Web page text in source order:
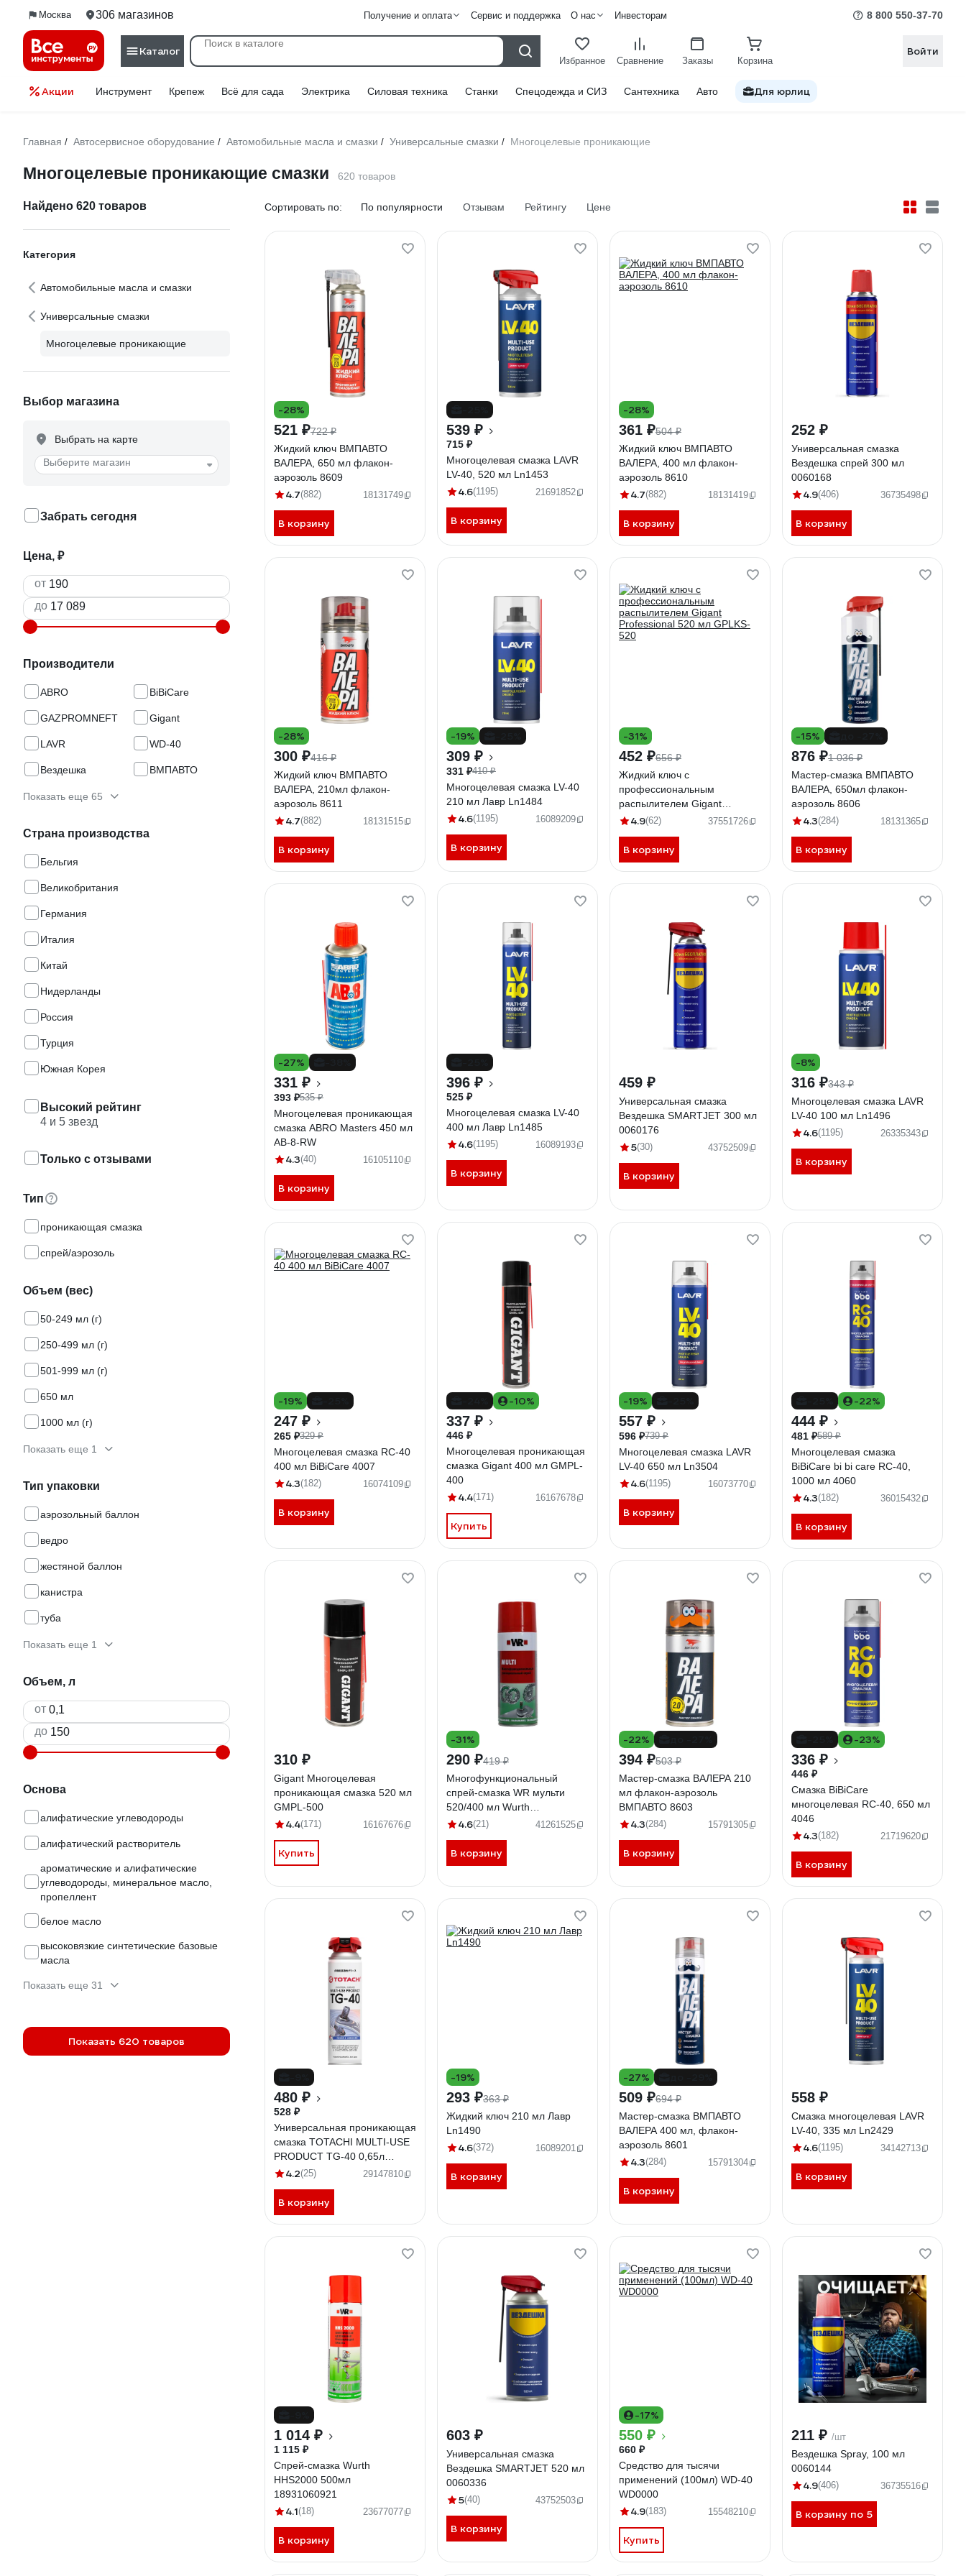
Москва 306 магазинов Получение и оплата Сервис и поддержка О нас Инвесторам 8 800 550-37-70
Каталог
Избранное Сравнение Заказы Корзина
Войти
Акции Инструмент Крепеж Всё для сада Электрика Силовая техника Станки Спецодежда и СИЗ Сантехника Авто Для юрлиц
Главная / Автосервисное оборудование / Автомобильные масла и смазки / Универсальные смазки / Многоцелевые проникающие
Многоцелевые проникающие смазки 620 товаров
Найдено 620 товаров
Категория
Автомобильные масла и смазки
Универсальные смазки
Многоцелевые проникающие
Выбор магазина
Выбрать на карте
Выберите магазин
Забрать сегодня
Цена, ₽
от
до
Производители
ABRO BiBiCare
GAZPROMNEFT Gigant
LAVR WD-40
Вездешка ВМПАВТО
Показать еще 65
Страна производства
Бельгия
Великобритания
Германия
Италия
Китай
Нидерланды
Россия
Турция
Южная Корея
Высокий рейтинг
4 и 5 звезд
Только с отзывами
Тип
проникающая смазка
спрей/аэрозоль
Объем (вес)
50-249 мл (г)
250-499 мл (г)
501-999 мл (г)
650 мл
1000 мл (г)
Показать еще 1
Тип упаковки
аэрозольный баллон
ведро
жестяной баллон
канистра
туба
Показать еще 1
Объем, л
от
до
Основа
алифатические углеводороды
алифатический растворитель
ароматические и алифатические
углеводороды, минеральное масло,
пропеллент
белое масло
высоковязкие синтетические базовые
масла
Показать еще 31
Показать 620 товаров
Сортировать по: По популярности Отзывам Рейтингу Цене
-28%
521 ₽722 ₽
Жидкий ключ ВМПАВТО
ВАЛЕРА, 650 мл флакон-
аэрозоль 8609
4.7(882) 18131749
В корзину
539 ₽
715 ₽
Многоцелевая смазка LAVR
LV-40, 520 мл Ln1453
4.6(1195) 21691852
В корзину
-28%
361 ₽504 ₽
Жидкий ключ ВМПАВТО
ВАЛЕРА, 400 мл флакон-
аэрозоль 8610
4.7(882) 18131419
В корзину
252 ₽
Универсальная смазка
Вездешка спрей 300 мл
0060168
4.9(406) 36735498
В корзину
-28%
300 ₽416 ₽
Жидкий ключ ВМПАВТО
ВАЛЕРА, 210мл флакон-
аэрозоль 8611
4.7(882) 18131515
В корзину
-19%
309 ₽
331 ₽410 ₽
Многоцелевая смазка LV-40
210 мл Лавр Ln1484
4.6(1195) 16089209
В корзину
-31%
452 ₽656 ₽
Жидкий ключ с
профессиональным
распылителем Gigant
Professional 520 мл GPLKS-
4.9(62) 37551726
В корзину
-15%
876 ₽1 036 ₽
Мастер-смазка ВМПАВТО
ВАЛЕРА, 650мл флакон-
аэрозоль 8606
4.3(284) 18131365
В корзину
-27%
331 ₽
393 ₽535 ₽
Многоцелевая проникающая
смазка ABRO Masters 450 мл
AB-8-RW
4.3(40) 16105110
В корзину
396 ₽
525 ₽
Многоцелевая смазка LV-40
400 мл Лавр Ln1485
4.6(1195) 16089193
В корзину
459 ₽
Универсальная смазка
Вездешка SMARTJET 300 мл
0060176
5(30) 43752509
В корзину
-8%
316 ₽343 ₽
Многоцелевая смазка LAVR
LV-40 100 мл Ln1496
4.6(1195) 26335343
В корзину
-19%
247 ₽
265 ₽329 ₽
Многоцелевая смазка RC-40
400 мл BiBiCare 4007
4.3(182) 16074109
В корзину
-10%
337 ₽
446 ₽
Многоцелевая проникающая
смазка Gigant 400 мл GMPL-
400
4.4(171) 16167678
Купить
-19%
557 ₽
596 ₽739 ₽
Многоцелевая смазка LAVR
LV-40 650 мл Ln3504
4.6(1195) 16073770
В корзину
-22%
444 ₽
481 ₽589 ₽
Многоцелевая смазка
BiBiCare bi bi care RC-40,
1000 мл 4060
4.3(182) 36015432
В корзину
310 ₽
Gigant Многоцелевая
проникающая смазка 520 мл
GMPL-500
4.4(171) 16167676
Купить
-31%
290 ₽419 ₽
Многофункциональный
спрей-смазка WR мульти
520/400 мл Wurth
1893055404092 1
4.6(21) 41261525
В корзину
-22%
394 ₽503 ₽
Мастер-смазка ВАЛЕРА 210
мл флакон-аэрозоль
ВМПАВТО 8603
4.3(284) 15791305
В корзину
-23%
336 ₽
446 ₽
Смазка BiBiCare
многоцелевая RC-40, 650 мл
4046
4.3(182) 21719620
В корзину
480 ₽
528 ₽
Универсальная проникающая
смазка TOTACHI MULTI-USE
PRODUCT TG-40 0,65л
9D1Z6
4.2(25) 29147810
В корзину
-19%
293 ₽363 ₽
Жидкий ключ 210 мл Лавр
Ln1490
4.6(372) 16089201
В корзину
-27%
509 ₽694 ₽
Мастер-смазка ВМПАВТО
ВАЛЕРА 400 мл, флакон-
аэрозоль 8601
4.3(284) 15791304
В корзину
558 ₽
Смазка многоцелевая LAVR
LV-40, 335 мл Ln2429
4.6(1195) 34142713
В корзину
1 014 ₽
1 115 ₽
Спрей-смазка Wurth
HHS2000 500мл
18931060921
4.1(18) 23677077
В корзину
603 ₽
Универсальная смазка
Вездешка SMARTJET 520 мл
0060336
5(40) 43752503
В корзину
-17%
550 ₽
660 ₽
Средство для тысячи
применений (100мл) WD-40
WD0000
4.9(183) 15548210
Купить
211 ₽ /шт
Вездешка Spray, 100 мл
0060144
4.9(406) 36735516
В корзину по 5